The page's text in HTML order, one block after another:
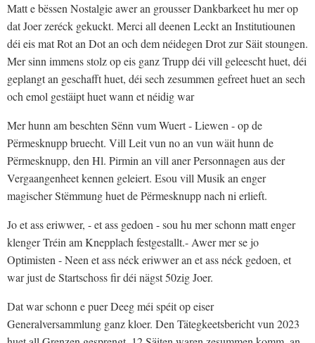
Matt e bëssen Nostalgie awer an grousser Dankbarkeet hu mer op
dat Joer zeréck gekuckt. Merci all deenen Leckt an Institutiounen
déi eis mat Rot an Dot an och dem néidegen Drot zur Säit stoungen.
Mer sinn immens stolz op eis ganz Trupp déi vill geleescht huet, déi
geplangt an geschafft huet, déi sech zesummen gefreet huet an sech
och emol gestäipt huet wann et néidig war
Mer hunn am beschten Sënn vum Wuert - Liewen - op de
Përmesknupp bruecht. Vill Leit vun no an vun wäit hunn de
Përmesknupp, den Hl. Pirmin an vill aner Personnagen aus der
Vergaangenheet kennen geleiert. Esou vill Musik an enger
magischer Stëmmung huet de Përmesknupp nach ni erlieft.
Jo et ass eriwwer, - et ass gedoen - sou hu mer schonn matt enger
klenger Tréin am Knepplach festgestallt.- Awer mer se jo
Optimisten - Neen et ass néck eriwwer an et ass néck gedoen, et
war just de Startschoss fir déi nägst 50zig Joer.
Dat war schonn e puer Deeg méi spéit op eiser
Generalversammlung ganz kloer. Den Tätegkeetsbericht vun 2023